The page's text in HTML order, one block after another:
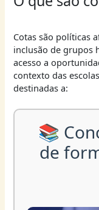
Cotas são políticas
inclusão de grupos
acesso a
contexto das
destinadas a:
📚
de